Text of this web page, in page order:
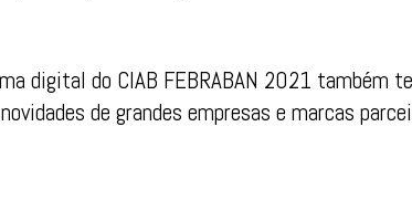
digital do CIAB FEBRABAN 2021 também
de grandes empresas e marcas